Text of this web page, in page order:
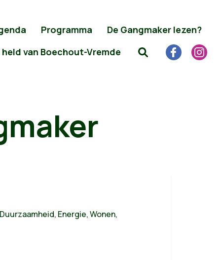
Programma
De Gangmaker lezen?
van Boechout-Vremde
Energie, Wonen,